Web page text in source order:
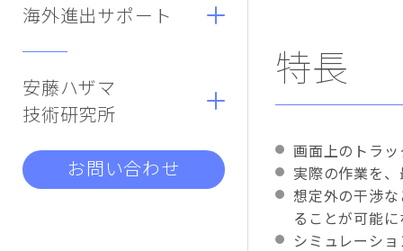
海外進出サポート
安藤ハザマ
技術研究所
お問い合わせ
特長
画面上のトラ
実際の作業を
想定外の干渉
ることが可能
シミュレーシ